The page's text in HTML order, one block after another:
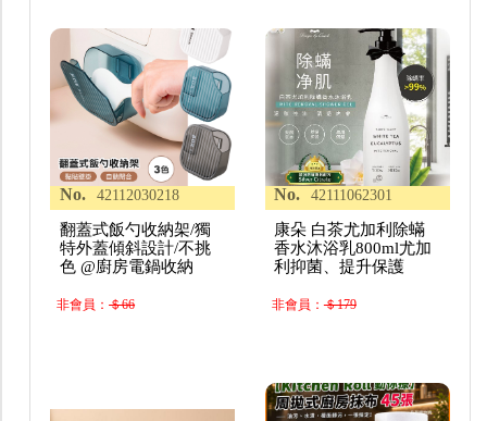
No. 42112030218
翻蓋式飯勺收納架/獨
特外蓋傾斜設計/不挑
色 @廚房電鍋收納
非會員：＄66
No. 42111062301
康朵 白茶尤加利除蟎
香水沐浴乳800ml尤加
利抑菌、提升保護
非會員：＄179